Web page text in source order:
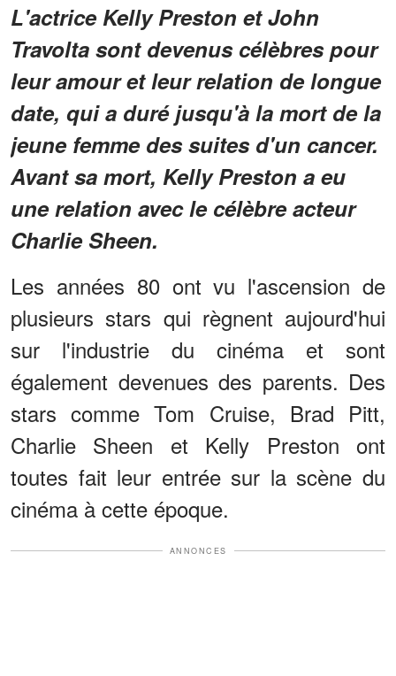
L'actrice Kelly Preston et John
Travolta sont devenus célèbres pour
leur amour et leur relation de longue
date, qui a duré jusqu'à la mort de la
jeune femme des suites d'un cancer.
Avant sa mort, Kelly Preston a eu
une relation avec le célèbre acteur
Charlie Sheen.
Les années 80 ont vu l'ascension de
plusieurs stars qui règnent aujourd'hui
sur l'industrie du cinéma et sont
également devenues des parents. Des
stars comme Tom Cruise, Brad Pitt,
Charlie Sheen et Kelly Preston ont
toutes fait leur entrée sur la scène du
cinéma à cette époque.
ANNONCES